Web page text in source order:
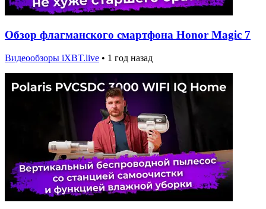
Обзор флагманского смартфона Honor Magic 7
Видеообзоры iXBT.live • 1 год назад